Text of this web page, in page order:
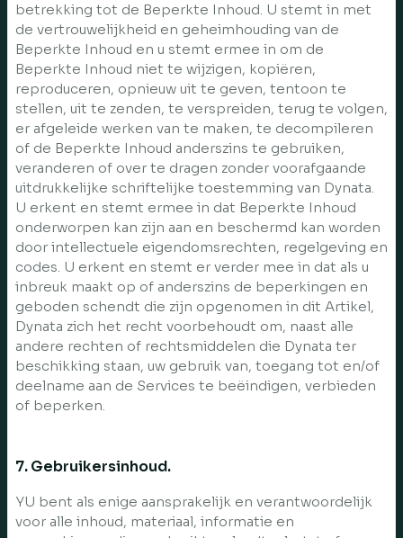
betrekking tot de Beperkte Inhoud. U stemt in met
de vertrouwelijkheid en geheimhouding van de
Beperkte Inhoud en u stemt ermee in om de
Beperkte Inhoud niet te wijzigen, kopiëren,
reproduceren, opnieuw uit te geven, tentoon te
stellen, uit te zenden, te verspreiden, terug te volgen,
er afgeleide werken van te maken, te decompileren
of de Beperkte Inhoud anderszins te gebruiken,
veranderen of over te dragen zonder voorafgaande
uitdrukkelijke schriftelijke toestemming van Dynata.
U erkent en stemt ermee in dat Beperkte Inhoud
onderworpen kan zijn aan en beschermd kan worden
door intellectuele eigendomsrechten, regelgeving en
codes. U erkent en stemt er verder mee in dat als u
inbreuk maakt op of anderszins de beperkingen en
geboden schendt die zijn opgenomen in dit Artikel,
Dynata zich het recht voorbehoudt om, naast alle
andere rechten of rechtsmiddelen die Dynata ter
beschikking staan, uw gebruik van, toegang tot en/of
deelname aan de Services te beëindigen, verbieden
of beperken.
7. Gebruikersinhoud.
YU bent als enige aansprakelijk en verantwoordelijk
voor alle inhoud, materiaal, informatie en